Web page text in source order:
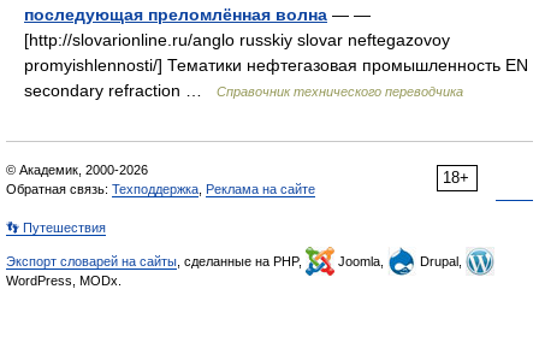
последующая преломлённая волна — —
[http://slovarionline.ru/anglo russkiy slovar neftegazovoy
promyishlennosti/] Тематики нефтегазовая промышленность EN
secondary refraction …
Справочник технического переводчика
18+
© Академик, 2000-2026
Обратная связь: Техподдержка Реклама на сайте
👣 Путешествия
Экспорт словарей на сайты , сделанные на PHP, Joomla,
Drupal,
WordPress, MODx.